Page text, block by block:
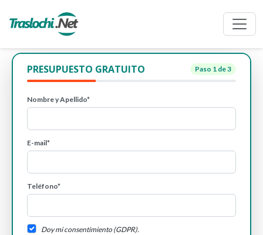
PRESUPUESTO GRATUITO Paso 1 de 3
Nombre y Apellido*
E-mail*
Teléfono*
Doy mi consentimiento (GDPR).